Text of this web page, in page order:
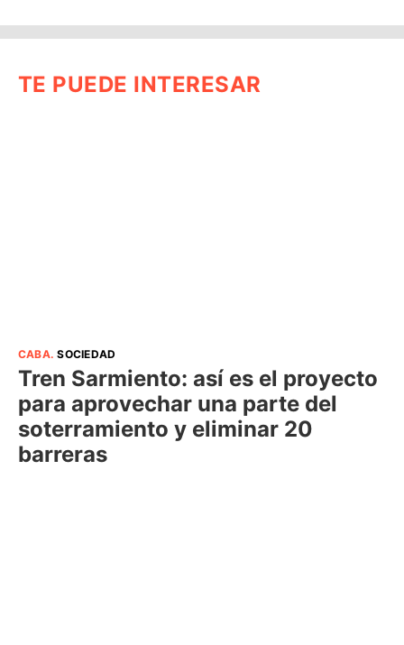
TE PUEDE INTERESAR
CABA.SOCIEDAD
Tren Sarmiento: así es el proyecto
para aprovechar una parte del
soterramiento y eliminar 20
barreras